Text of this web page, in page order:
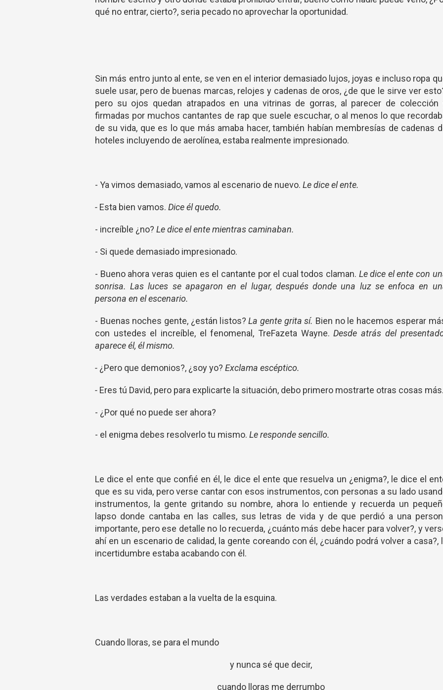
qué no entrar, cierto?, seria pecado no aprovechar la oportunidad.
Sin más entro junto al ente, se ven en el interior demasiado lujos, joyas e incluso ropa
suele usar, pero de buenas marcas, relojes y cadenas de oros, ¿de que le sirve ver
pero su ojos quedan atrapados en una vitrinas de gorras, al parecer de colección
firmadas por muchos cantantes de rap que suele escuchar, o al menos lo que
de su vida, que es lo que más amaba hacer, también habían membresías de cadenas
hoteles incluyendo de aerolínea, estaba realmente impresionado.
- Ya vimos demasiado, vamos al escenario de nuevo. Le dice el ente.
- Esta bien vamos. Dice él quedo.
- increíble ¿no? Le dice el ente mientras caminaban.
- Si quede demasiado impresionado.
- Bueno ahora veras quien es el cantante por el cual todos claman. Le dice el ente con
sonrisa. Las luces se apagaron en el lugar, después donde una luz se enfoca en
persona en el escenario.
- Buenas noches gente, ¿están listos?La gente grita sí. Bien no le hacemos esperar
con ustedes el increíble, el fenomenal, TreFazeta Wayne.Desde atrás del
aparece él, él mismo.
- ¿Pero que demonios?, ¿soy yo? Exclama escéptico.
- Eres tú David, pero para explicarte la situación, debo primero mostrarte otras cosas más.
- ¿Por qué no puede ser ahora?
- el enigma debes resolverlo tu mismo. Le responde sencillo.
Le dice el ente que confié en él, le dice el ente que resuelva un ¿enigma?, le dice el
que es su vida, pero verse cantar con esos instrumentos, con personas a su lado
instrumentos, la gente gritando su nombre, ahora lo entiende y recuerda un
lapso donde cantaba en las calles, sus letras de vida y de que perdió a una
importante, pero ese detalle no lo recuerda, ¿cuánto más debe hacer para volver?, y
ahí en un escenario de calidad, la gente coreando con él, ¿cuándo podrá volver a casa?,
incertidumbre estaba acabando con él.
Las verdades estaban a la vuelta de la esquina.
Cuando lloras, se para el mundo
y nunca sé que decir,
cuando lloras me derrumbo